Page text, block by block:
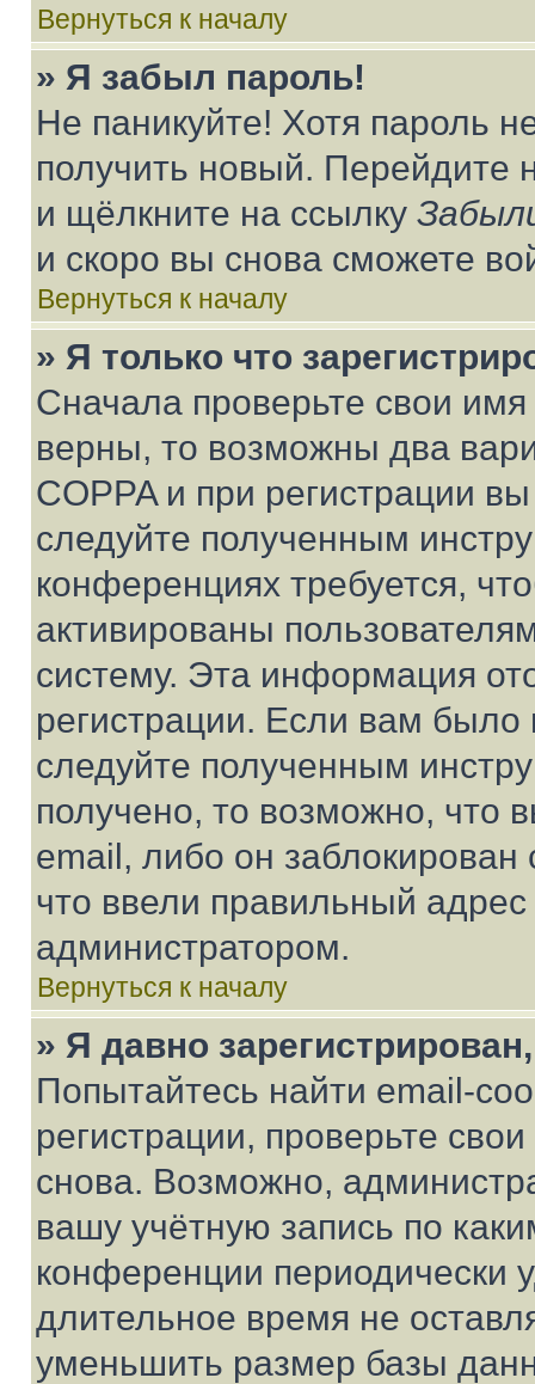
Вернуться к началу
» Я забыл пароль!
Не паникуйте! Хотя пароль
получить новый. Перейдите
и щёлкните на ссылку
и скоро вы снова сможете
Вернуться к началу
» Я только что
Сначала проверьте свои
верны, то возможны два
COPPA и при регистрации
следуйте полученным
конференциях требуется,
активированы
систему. Эта информация
регистрации. Если вам
следуйте полученным
получено, то возможно, что
email, либо он
что ввели правильный адрес
администратором.
Вернуться к началу
» Я давно
Попытайтесь найти email-
регистрации, проверьте
снова. Возможно,
вашу учётную запись по
конференции периодически
длительное время не
уменьшить размер базы